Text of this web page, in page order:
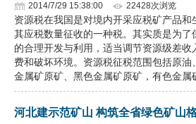
镁钛
地矿 建设
党建工作
企业文化
2014/7/29 15:38:00 22428次浏览
资源税在我国是对境内开采应税矿产品
其应税数量征收的一种税。其实质是为
的合理开发与利用，适当调节资源级差收
费和破坏环境。资源税征税范围包括原
金属矿原矿、黑色金属矿原矿，有色金属
河北建示范矿山 构筑全省绿色矿山